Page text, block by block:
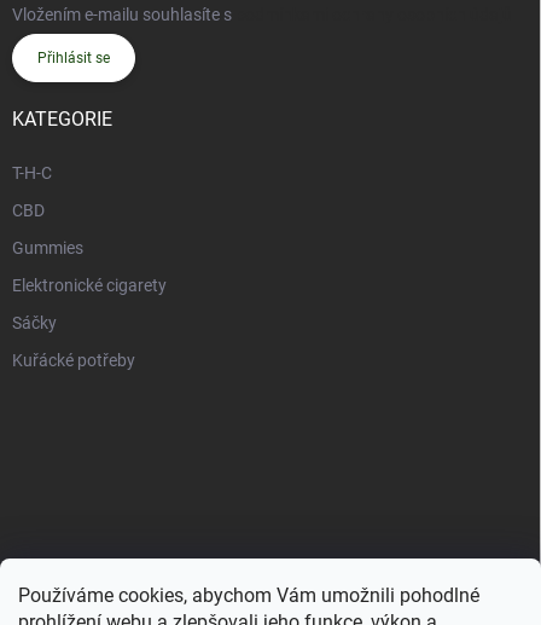
Používáme cookies, abychom Vám umožnili pohodlné
Vložením e-mailu souhlasíte s
Přihlásit se
KATEGORIE
T-H-C
CBD
Gummies
Elektronické cigarety
Sáčky
Kuřácké potřeby